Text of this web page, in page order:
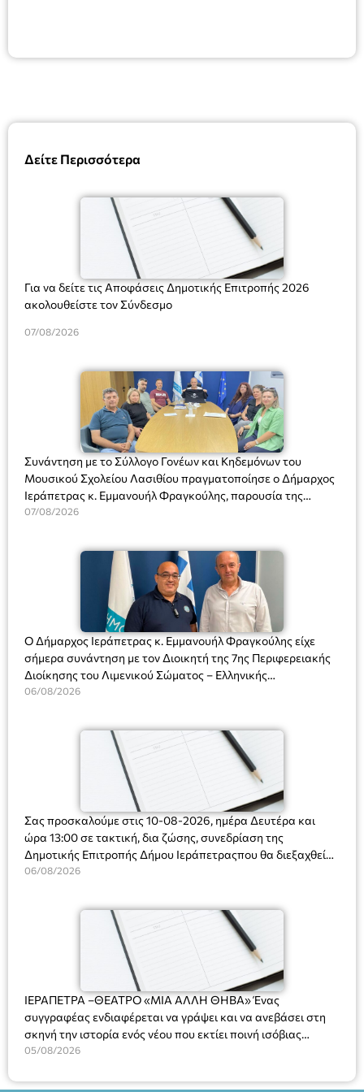
Δείτε Περισσότερα
Για να δείτε τις Αποφάσεις Δημοτικής Επιτροπής 2026
ακολουθείστε τον Σύνδεσμο
07/08/2026
Συνάντηση με το Σύλλογο Γονέων και Κηδεμόνων του
Μουσικού Σχολείου Λασιθίου πραγματοποίησε ο Δήμαρχος
Ιεράπετρας κ. Εμμανουήλ Φραγκούλης, παρουσία της
Διευθύντριας του σχολείου κας Μαριάννας Χαΐτα.
07/08/2026
Ο Δήμαρχος Ιεράπετρας κ. Εμμανουήλ Φραγκούλης είχε
σήμερα συνάντηση με τον Διοικητή της 7ης Περιφερειακής
Διοίκησης του Λιμενικού Σώματος – Ελληνικής
Ακτοφυλακής (Λ.Σ.-ΕΛ.ΑΚΤ.), Αρχιπλοίαρχο Λ.Σ. κ. Ιωάννη
06/08/2026
Σας προσκαλούμε στις 10-08-2026, ημέρα Δευτέρα και
ώρα 13:00 σε τακτική, δια ζώσης, συνεδρίαση της
Δημοτικής Επιτροπής Δήμου Ιεράπετραςπου θα διεξαχθεί
στο Δημοτικό Κατάστημα, Δημοκρατίας 31 στην αίθουσα
και λήψη αποφάσεων στα παρακάτω θέματα:
06/08/2026
ΙΕΡΑΠΕΤΡΑ –ΘΕΑΤΡΟ «ΜΙΑ ΑΛΛΗ ΘΗΒΑ» Ένας
συγγραφέας ενδιαφέρεται να γράψει και να ανεβάσει στη
σκηνή την ιστορία ενός νέου που εκτίει ποινή ισόβιας
κάθειρξης για πατροκτονία. Ένα πολυβραβευμένο έργο για
ασθένεια, τον ερωτισμό. Ένα έργο αινιγματικό, συγκινητικό,
05/08/2026